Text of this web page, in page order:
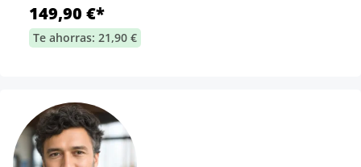
149,90 €*
Te ahorras: 21,90 €